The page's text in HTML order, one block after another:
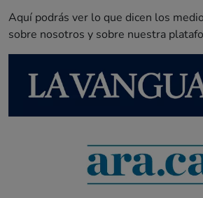
Aquí podrás ver lo que dicen los
sobre nosotros y sobre nuestra